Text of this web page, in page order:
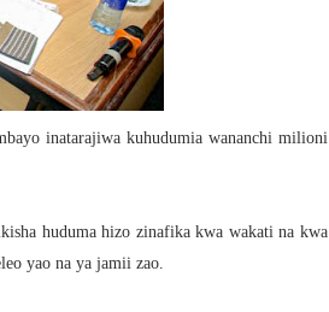
inatarajiwa kuhudumia wananchi milioni
huduma hizo zinafika kwa wakati na kwa
yao na ya jamii zao.